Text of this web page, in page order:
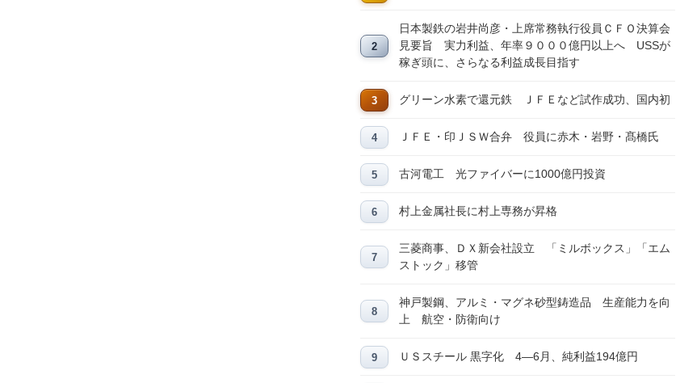
日本製鉄の岩井尚彦・上席常務執行役員ＣＦＯ決算会
見要旨 実力利益、年率９０００億円以上へ USSが
稼ぎ頭に、さらなる利益成長目指す
グリーン水素で還元鉄 ＪＦＥなど試作成功、国内初
ＪＦＥ・印ＪＳＷ合弁 役員に赤木・岩野・髙橋氏
古河電工 光ファイバーに1000億円投資
村上金属社長に村上専務が昇格
三菱商事、ＤＸ新会社設立 「ミルボックス」「エム
ストック」移管
神戸製鋼、アルミ・マグネ砂型鋳造品 生産能力を向
上 航空・防衛向け
ＵＳスチール 黒字化 4―6月、純利益194億円